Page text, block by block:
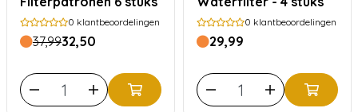
0 klantbeoordelingen
37,9932,50
0 klantbeoordelingen
29,99